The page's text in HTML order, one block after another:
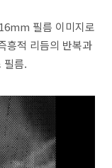
필름 이미지로
흥적 리듬의 반복과
필름.